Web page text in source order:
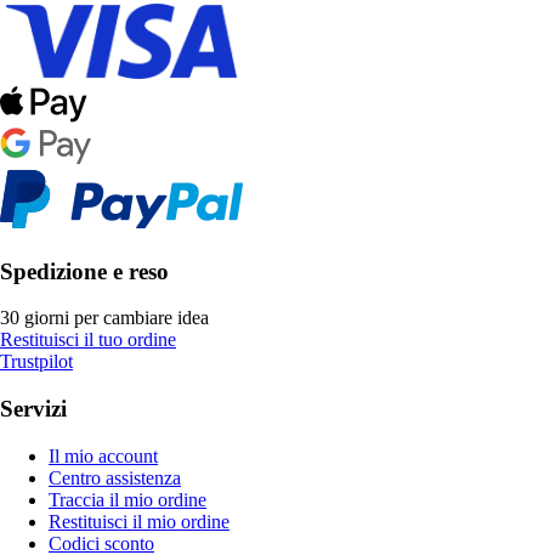
Spedizione e reso
30 giorni per cambiare idea
Restituisci il tuo ordine
Trustpilot
Servizi
Il mio account
Centro assistenza
Traccia il mio ordine
Restituisci il mio ordine
Codici sconto